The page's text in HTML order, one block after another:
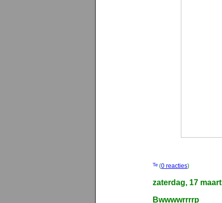
(0 reacties)
zaterdag, 17
Bwwwwrrrrp